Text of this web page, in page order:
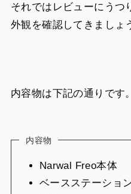
それではレビューにうつ
外観を確認してきましょ
内容物は下記の通りです。
内容物
Narwal Freo本体
ベースステーショ